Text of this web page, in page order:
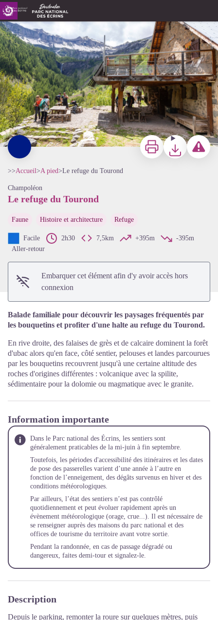
Le refuge du Tourond
Voir l'image en plein écran
ImprimerTéléchargerSignaler
>>Accueil>A pied>Le refuge du Tourond
Champoléon
Le refuge du Tourond
Faune Histoire et architecture Refuge
Facile 2h30 7,5km +395m
-395m
Aller-retour
Embarquer cet élément afin d'y avoir accès hors
connexion
Balade familiale pour découvrir les paysages fréquentés par
les bouquetins et profiter d'une halte au refuge du Tourond.
En rive droite, des falaises de grès et de calcaire dominent la forêt
d'ubac alors qu'en face, côté sentier, pelouses et landes parcourues
par les bouquetins recouvrent jusqu'à une certaine altitude des
roches d'origines différentes : volcanique avec la spilite,
sédimentaire pour la dolomie ou magmatique avec le granite.
Information importante
Dans le Parc national des Écrins, les sentiers sont
généralement praticables de la mi-juin à fin septembre.
Toutefois, les périodes d'accessibilité des itinéraires et les dates
de pose des passerelles varient d’une année à l’autre en
fonction de l’enneigement, des dégâts survenus en hiver et des
conditions météorologiques.
Par ailleurs, l’état des sentiers n’est pas contrôlé
quotidiennement et peut évoluer rapidement après un
évènement météorologique (orage, crue...). Il est nécessaire de
se renseigner auprès des maisons du parc national et des
offices de tourisme du territoire avant votre sortie.
Pendant la randonnée, en cas de passage dégradé ou
dangereux, faites demi-tour et signalez-le
Description
Depuis le parking, remonter la roure sur quelques mètres, puis